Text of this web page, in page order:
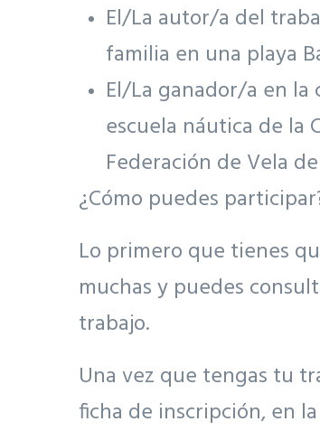
El/La autor/a del
familia en una playa
El/La ganador/a en la
escuela náutica de la
Federación de Vela
¿Cómo puedes
Lo primero que tienes
muchas y puedes
trabajo.
Una vez que tengas tu
ficha de inscripción, en